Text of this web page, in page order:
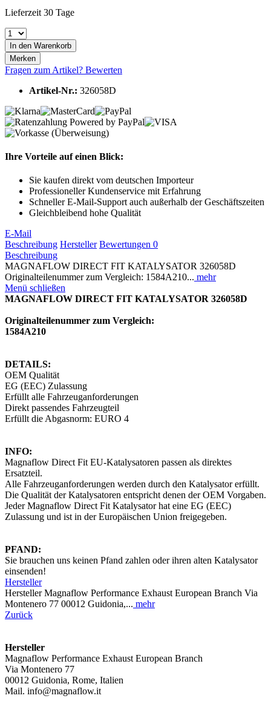
Lieferzeit 30 Tage
In den Warenkorb
Merken
Fragen zum Artikel? Bewerten
Artikel-Nr.: 326058D
Ihre Vorteile auf einen Blick:
Sie kaufen direkt vom deutschen Importeur
Professioneller Kundenservice mit Erfahrung
Schneller E-Mail-Support auch außerhalb der Geschäftszeiten
Gleichbleibend hohe Qualität
E-Mail
Beschreibung Hersteller Bewertungen 0
Beschreibung
MAGNAFLOW DIRECT FIT KATALYSATOR 326058D
Originalteilenummer zum Vergleich: 1584A210... mehr
Menü schließen
MAGNAFLOW DIRECT FIT KATALYSATOR 326058D
Originalteilenummer zum Vergleich:
1584A210
DETAILS:
OEM Qualität
EG (EEC) Zulassung
Erfüllt alle Fahrzeuganforderungen
Direkt passendes Fahrzeugteil
Erfüllt die Abgasnorm: EURO 4
INFO:
Magnaflow Direct Fit EU-Katalysatoren passen als direktes
Ersatzteil.
Alle Fahrzeuganforderungen werden durch den Katalysator erfüllt.
Die Qualität der Katalysatoren entspricht denen der OEM Vorgaben.
Jeder Magnaflow Direct Fit Katalysator hat eine EG (EEC)
Zulassung und ist in der Europäischen Union freigegeben.
PFAND:
Sie brauchen uns keinen Pfand zahlen oder ihren alten Katalysator
einsenden!
Hersteller
Hersteller Magnaflow Performance Exhaust European Branch Via
Montenero 77 00012 Guidonia,... mehr
Zurück
Hersteller
Magnaflow Performance Exhaust European Branch
Via Montenero 77
00012 Guidonia, Rome, Italien
Mail. info@magnaflow.it